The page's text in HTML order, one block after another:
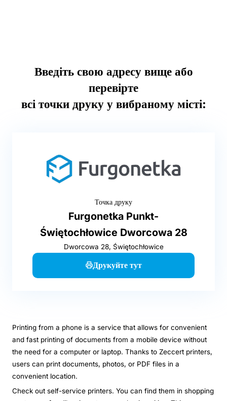
Введіть свою адресу вище або
перевірте
всі точки друку у вибраному місті:
Точка друку
Furgonetka Punkt-
Świętochłowice Dworcowa 28
Dworcowa 28, Świętochłowice
Друкуйте тут
Printing from a phone is a service that allows for convenient
and fast printing of documents from a mobile device without
the need for a computer or laptop. Thanks to Zeccert printers,
users can print documents, photos, or PDF files in a
convenient location.
Check out self-service printers. You can find them in shopping